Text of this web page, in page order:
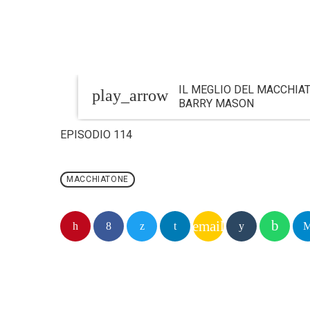
play_arrow
IL MEGLIO DEL
BARRY MASON
EPISODIO 114
MACCHIATONE
email